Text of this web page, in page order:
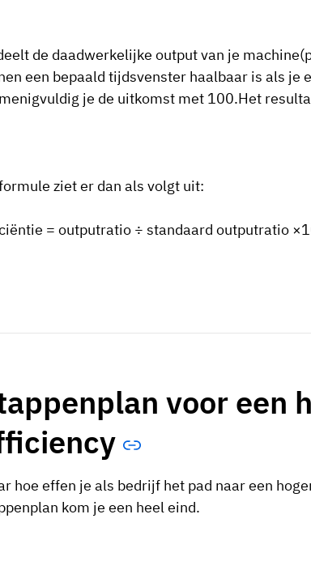
de daadwerkelijke output van je
een bepaald tijdsvenster haalbaar is als je
je de uitkomst met 100.Het
ziet er dan als volgt uit:
= outputratio ÷ standaard outputratio
voor een
hoe effen je als bedrijf het pad naar een
kom je een heel eind.